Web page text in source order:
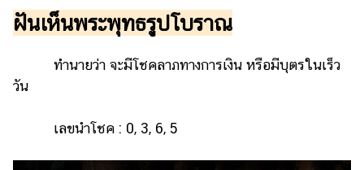
ฝันเห็นพระพุทธรูปโบราณ
ทำนายว่า จะมีโชคลาภทางการเงิน หรือมีบุตรในเร็ว
วัน
เลขนำโชค : 0, 3, 6, 5